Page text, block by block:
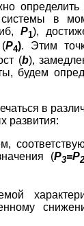
системы в
Р1),
Р4). Этим
(b),
будем
в
развития:
(Р3=Р2